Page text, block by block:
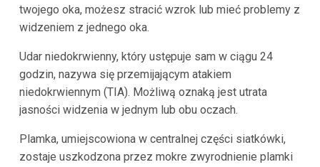
twojego oka, możesz stracić wzrok lub mieć problemy z
widzeniem z jednego oka.
Udar niedokrwienny, który ustępuje sam w ciągu 24
godzin, nazywa się przemijającym atakiem
niedokrwiennym (TIA). Możliwą oznaką jest utrata
jasności widzenia w jednym lub obu oczach.
Plamka, umiejscowiona w centralnej części siatkówki,
zostaje uszkodzona przez mokre zwyrodnienie plamki